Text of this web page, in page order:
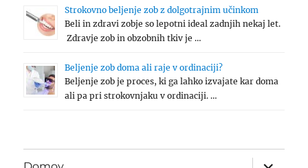
Strokovno beljenje zob z dolgotrajnim učinkom
Beli in zdravi zobje so lepotni ideal zadnjih nekaj let.
Zdravje zob in obzobnih tkiv je …
Beljenje zob doma ali raje v ordinaciji?
Beljenje zob je proces, ki ga lahko izvajate kar doma
ali pa pri strokovnjaku v ordinaciji. …
expand